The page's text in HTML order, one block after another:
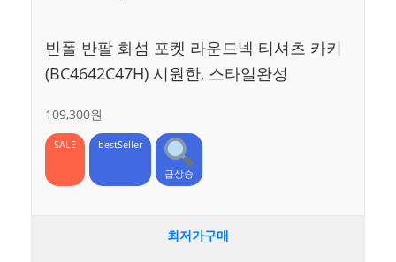
빈폴 반팔 화섬 포켓 라운드넥 티셔츠 카키
(BC4642C47H) 시원한, 스타일완성
109,300원
SALE bestSeller
급상승
최저가구매